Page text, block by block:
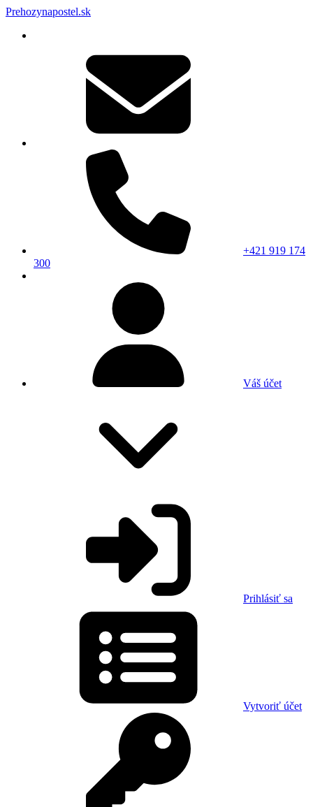
Prehozynapostel.sk
+421 919 174
300
Váš účet
Prihlásiť sa
Vytvoriť účet